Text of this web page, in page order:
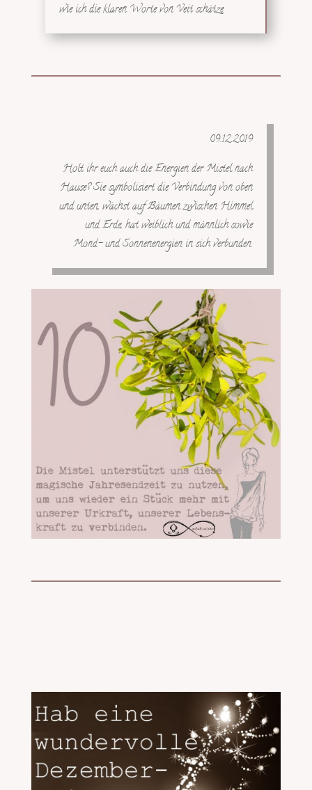
wie ich die klaren Worte von Veit schätze
09.12.2019
Holt ihr euch auch die Energien der Mistel nach
Hause? Sie symbolisiert die Verbindung von oben
und unten, wächst auf Bäumen zwischen Himmel
und Erde, hat weiblich und männlich sowie
Mond- und Sonnenenergien in sich verbunden.